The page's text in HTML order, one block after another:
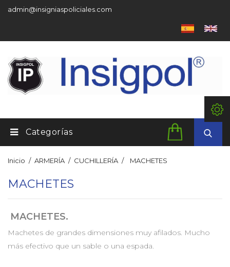
admin@insigniaspoliciales.com
Categorías
Inicio ARMERÍA CUCHILLERÍA MACHETES
MACHETES
MACHETES.
Machetes de grandes dimensiones muy afilados. Mucho
más efectivo que un sable o una espada.